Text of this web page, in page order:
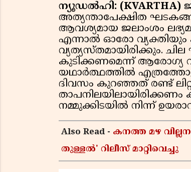
ന്യൂഡൽഹി: (KVARTHA)
അത്യന്താപേക്ഷിത
ആവശ്യമായ ജലാംശം
എന്നാല്‍ ഓരോ വ്യക്തിയും
വ്യത്യസ്തമായിരിക്കും.
കുടിക്കണമെന്ന് ആരോഗ്യ
യഥാര്‍ത്ഥത്തില്‍
ദിവസം കുറഞ്ഞത് രണ്ട്
നമ്മുക്കിടയില്‍ നിന്ന്
Also Read - കനത്ത മഴ
തുള്ളൽ' റിലീസ് മാറ്റിവെച്ചു